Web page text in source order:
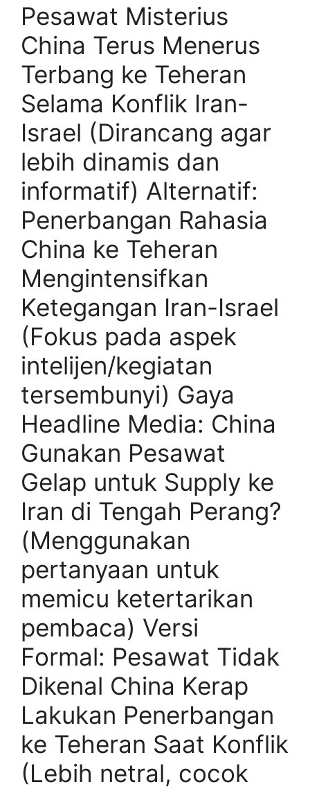
Pesawat Misterius
China Terus Menerus
Terbang ke Teheran
Selama Konflik Iran-
Israel (Dirancang agar
lebih dinamis dan
informatif) Alternatif:
Penerbangan Rahasia
China ke Teheran
Mengintensifkan
Ketegangan Iran-Israel
(Fokus pada aspek
intelijen/kegiatan
tersembunyi) Gaya
Headline Media: China
Gunakan Pesawat
Gelap untuk Supply ke
Iran di Tengah Perang?
(Menggunakan
pertanyaan untuk
memicu ketertarikan
pembaca) Versi
Formal: Pesawat Tidak
Dikenal China Kerap
Lakukan Penerbangan
ke Teheran Saat Konflik
(Lebih netral, cocok